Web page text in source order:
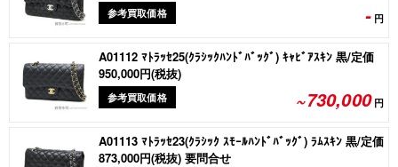
参考買取価格 -円
A01112 ﾏﾄﾗｯｾ25(ｸﾗｼｯｸﾊﾝﾄﾞﾊﾞｯｸﾞ) ｷｬﾋﾞｱｽｷﾝ 黒/定価
950,000円(税抜)
参考買取価格 ~730,000円
A01113 ﾏﾄﾗｯｾ23(ｸﾗｼｯｸ ｽﾓｰﾙﾊﾝﾄﾞﾊﾞｯｸﾞ) ﾗﾑｽｷﾝ 黒/定価
873,000円(税抜) 要問合せ